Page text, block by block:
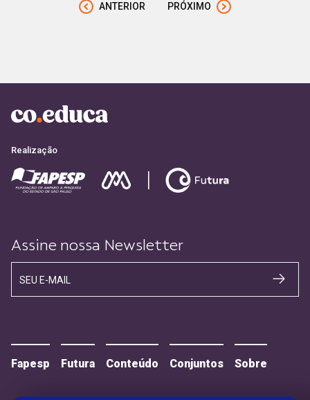
ANTERIOR PRÓXIMO
Realização
Assine nossa Newsletter
SEU E-MAIL
Fapesp Futura Conteúdo Conjuntos Sobre